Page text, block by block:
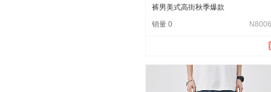
裤男美式高街秋季爆款
销量 0